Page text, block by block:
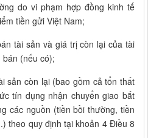
do vi phạm hợp đồng kinh tế
tiền gửi Việt Nam;
tài sản và giá trị còn lại của tài
(nếu có);
sản còn lại (bao gồm cả tổn thất
tín dụng nhận chuyển giao bắt
các nguồn (tiền bồi thường, tiền
theo quy định tại khoản 4 Điều 8